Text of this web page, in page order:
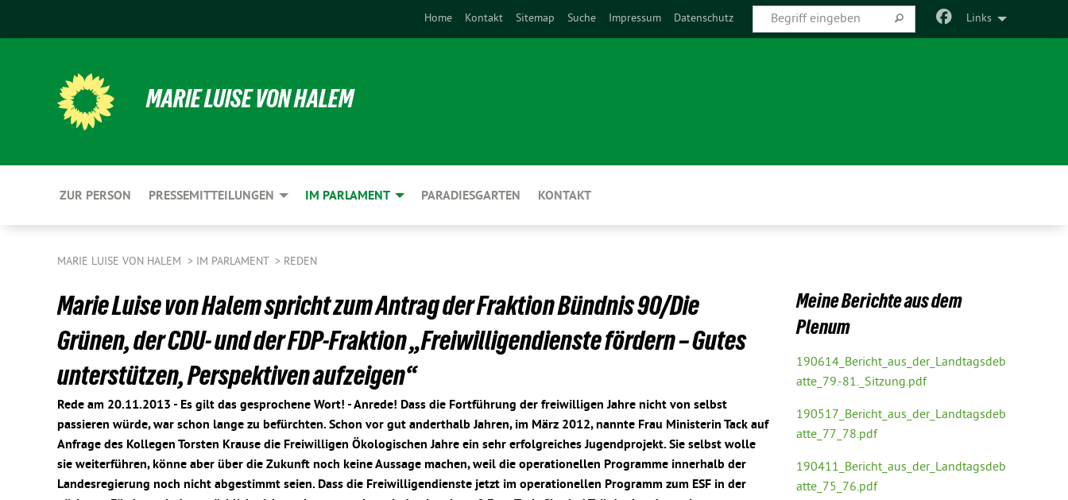
Links
Home Kontakt Sitemap Suche Impressum Datenschutz
MARIE LUISE VON HALEM
ZUR PERSON PRESSEMITTEILUNGEN IM PARLAMENT PARADIESGARTEN KONTAKT
MARIE LUISE VON HALEM IM PARLAMENT REDEN
Marie Luise von Halem spricht zum Antrag der Fraktion Bündnis 90/Die
Grünen, der CDU- und der FDP-Fraktion „Freiwilligendienste fördern – Gutes
unterstützen, Perspektiven aufzeigen“
Rede am 20.11.2013 - Es gilt das gesprochene Wort! - Anrede! Dass die Fortführung der freiwilligen Jahre nicht von selbst
passieren würde, war schon lange zu befürchten. Schon vor gut anderthalb Jahren, im März 2012, nannte Frau Ministerin Tack auf
Anfrage des Kollegen Torsten Krause die Freiwilligen Ökologischen Jahre ein sehr erfolgreiches Jugendprojekt. Sie selbst wolle
sie weiterführen, könne aber über die Zukunft noch keine Aussage machen, weil die operationellen Programme innerhalb der
Landesregierung noch nicht abgestimmt seien. Dass die Freiwilligendienste jetzt im operationellen Programm zum ESF in der
Meine Berichte aus dem
Plenum
190614_Bericht_aus_der_Landtagsdeb
atte_79.-81._Sitzung.pdf
190517_Bericht_aus_der_Landtagsdeb
atte_77_78.pdf
190411_Bericht_aus_der_Landtagsdeb
atte_75_76.pdf